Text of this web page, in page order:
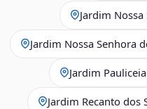
Jardim
Jardim Nossa Senhora
Jardim Pauliceia
Jardim Recanto dos